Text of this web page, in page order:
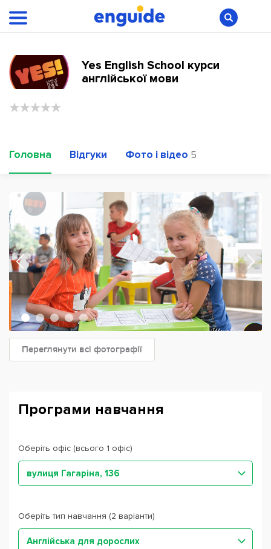
Yes English School курси
англійської мови
Головна Відгуки Фото і відео 5
Переглянути всі фотографії
Програми навчання
Оберіть офіс (всього 1 офіс)
вулиця Гагаріна, 136
Оберіть тип навчання (2 варіанти)
Англійська для дорослих